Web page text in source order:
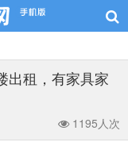
出租，有家具家
1195人次